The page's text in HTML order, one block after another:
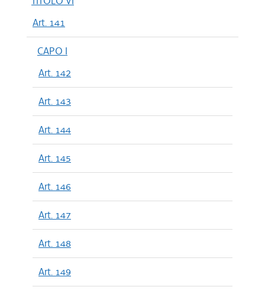
Art. 141
CAPO I
Art. 142
Art. 143
Art. 144
Art. 145
Art. 146
Art. 147
Art. 148
Art. 149